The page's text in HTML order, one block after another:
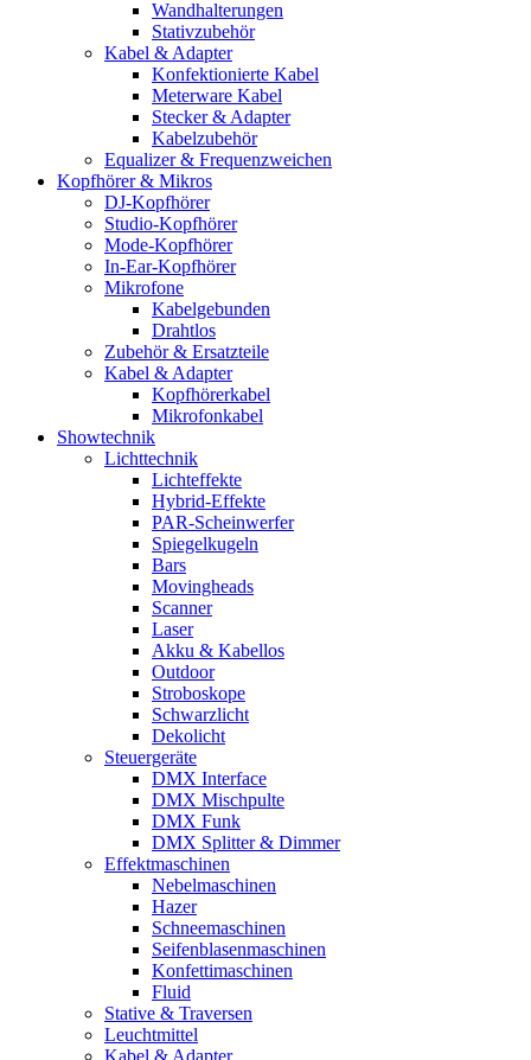
Wandhalterungen
Stativzubehör
Kabel & Adapter
Konfektionierte Kabel
Meterware Kabel
Stecker & Adapter
Kabelzubehör
Equalizer & Frequenzweichen
Kopfhörer & Mikros
DJ-Kopfhörer
Studio-Kopfhörer
Mode-Kopfhörer
In-Ear-Kopfhörer
Mikrofone
Kabelgebunden
Drahtlos
Zubehör & Ersatzteile
Kabel & Adapter
Kopfhörerkabel
Mikrofonkabel
Showtechnik
Lichttechnik
Lichteffekte
Hybrid-Effekte
PAR-Scheinwerfer
Spiegelkugeln
Bars
Movingheads
Scanner
Laser
Akku & Kabellos
Outdoor
Stroboskope
Schwarzlicht
Dekolicht
Steuergeräte
DMX Interface
DMX Mischpulte
DMX Funk
DMX Splitter & Dimmer
Effektmaschinen
Nebelmaschinen
Hazer
Schneemaschinen
Seifenblasenmaschinen
Konfettimaschinen
Fluid
Stative & Traversen
Leuchtmittel
Kabel & Adapter